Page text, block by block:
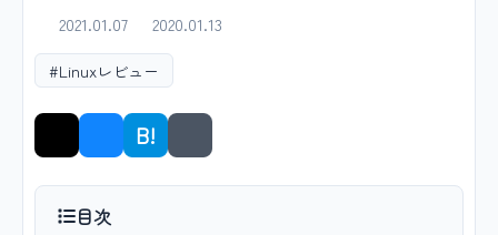
2021.01.07
2020.01.13
#Linuxレビュー
B! シェア
目次